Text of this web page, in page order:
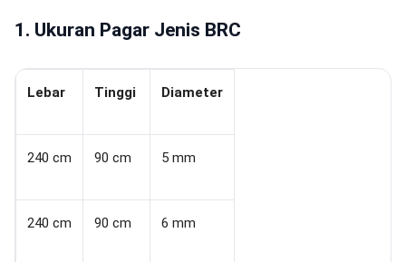
1. Ukuran Pagar Jenis BRC
Lebar Tinggi Diameter
240 cm 90 cm 5 mm
240 cm 90 cm 6 mm